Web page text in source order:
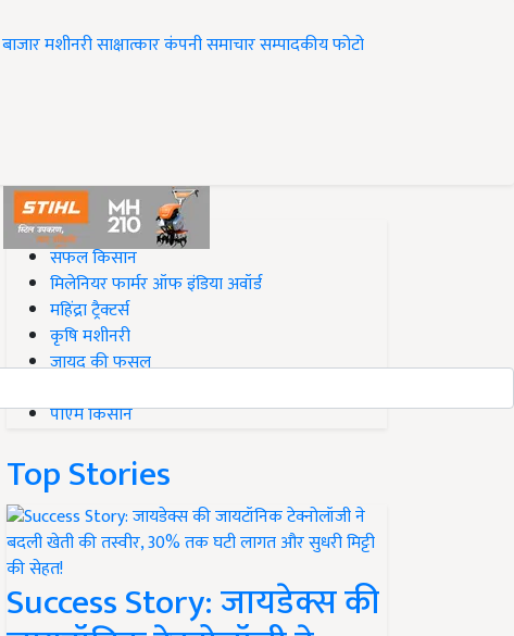
बाजारमशीनरीसाक्षात्कारकंपनी समाचारसम्पादकीयफोटो
#Top on Krishi Jagran
सफल किसान
मिलेनियर फार्मर ऑफ इंडिया अवॉर्ड
महिंद्रा ट्रैक्टर्स
कृषि मशीनरी
जायद की फसल
पीएम किसान
Top Stories
Success Story: जायडेक्स की